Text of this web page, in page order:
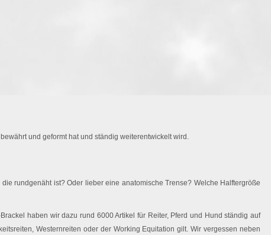
und geformt hat und ständig weiterentwickelt wird.
rundgenäht ist? Oder lieber eine anatomische Trense? Welche Halftergröße
haben wir dazu rund 6000 Artikel für Reiter, Pferd und Hund ständig auf
Westernreiten oder der Working Equitation gilt. Wir vergessen neben